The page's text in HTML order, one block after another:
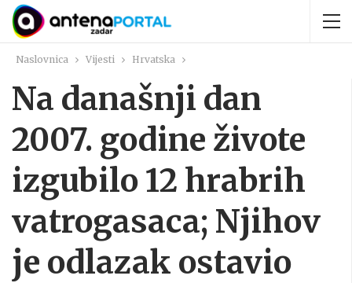
Naslovnica Vijesti Hrvatska
Na današnji dan
2007. godine živote
izgubilo 12 hrabrih
vatrogasaca; Njihov
je odlazak ostavio